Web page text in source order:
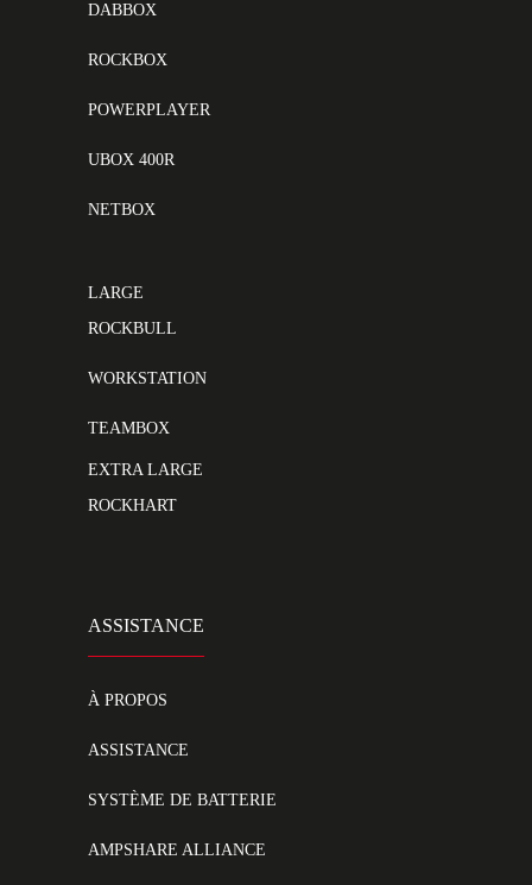
DABBOX
ROCKBOX
POWERPLAYER
UBOX 400R
NETBOX
LARGE
ROCKBULL
WORKSTATION
TEAMBOX
EXTRA LARGE
ROCKHART
ASSISTANCE
À PROPOS
ASSISTANCE
SYSTÈME DE BATTERIE
AMPSHARE ALLIANCE